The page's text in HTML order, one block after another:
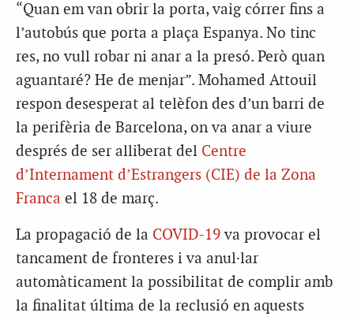
“Quan em van obrir la porta, vaig córrer fins a
l’autobús que porta a plaça Espanya. No tinc
res, no vull robar ni anar a la presó. Però quan
aguantaré? He de menjar”. Mohamed Attouil
respon desesperat al telèfon des d’un barri de
la perifèria de Barcelona, on va anar a viure
després de ser alliberat del Centre
d’Internament d’Estrangers (CIE) de la Zona
Franca el 18 de març.
La propagació de la COVID-19va provocar el
tancament de fronteres i va anul·lar
automàticament la possibilitat de complir amb
la finalitat última de la reclusió en aquests